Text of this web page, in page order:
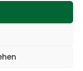
Wätzel